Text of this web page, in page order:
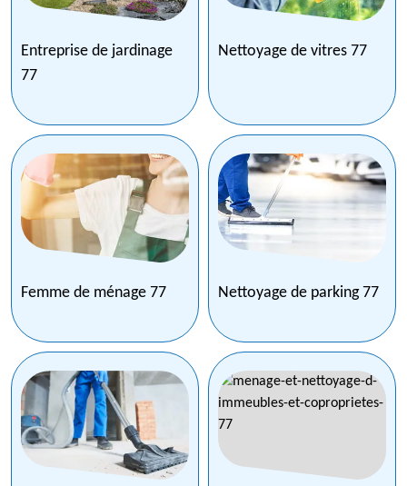
Entreprise de jardinage
77
Nettoyage de vitres 77
Femme de ménage 77 Nettoyage de parking 77